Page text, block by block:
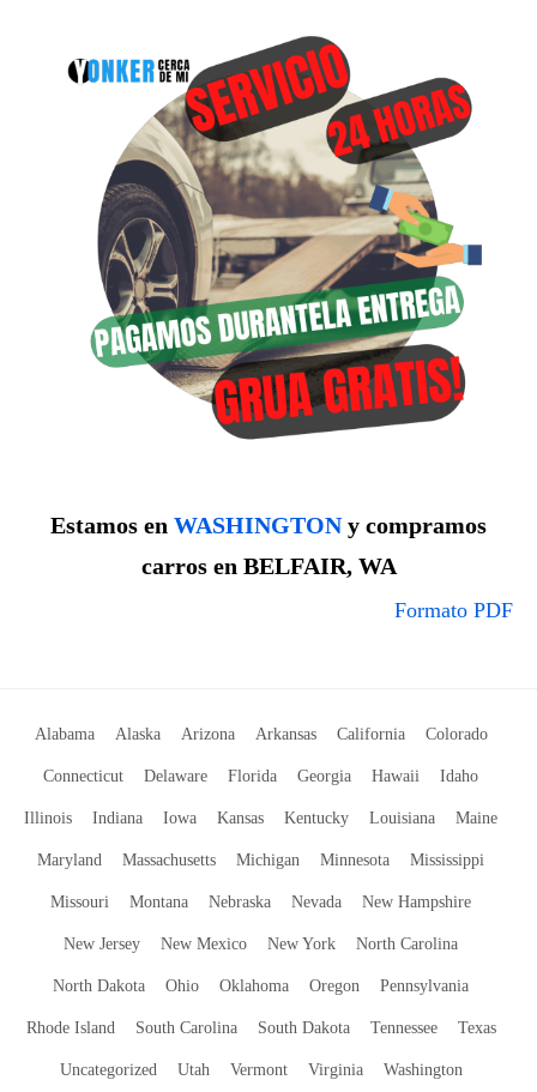
Estamos en WASHINGTONy compramos
carros en BELFAIR, WA
Formato PDF
Alabama Alaska Arizona Arkansas California Colorado
Connecticut Delaware Florida Georgia Hawaii Idaho
Illinois Indiana Iowa Kansas Kentucky Louisiana Maine
Maryland Massachusetts Michigan Minnesota Mississippi
Missouri Montana Nebraska Nevada New Hampshire
New Jersey New Mexico New York North Carolina
North Dakota Ohio Oklahoma Oregon Pennsylvania
Rhode Island South Carolina South Dakota Tennessee Texas
Uncategorized Utah Vermont Virginia Washington